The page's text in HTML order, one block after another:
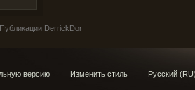
Публикации DerrickDor
версию Изменить стиль Русский